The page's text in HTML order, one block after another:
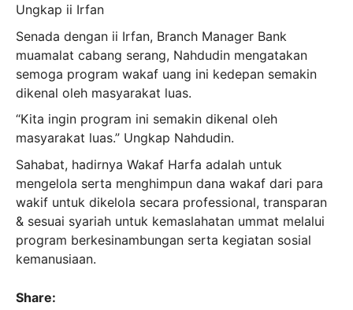
Ungkap ii Irfan
Senada dengan ii Irfan, Branch Manager Bank
muamalat cabang serang, Nahdudin mengatakan
semoga program wakaf uang ini kedepan semakin
dikenal oleh masyarakat luas.
“Kita ingin program ini semakin dikenal oleh
masyarakat luas.” Ungkap Nahdudin.
Sahabat, hadirnya Wakaf Harfa adalah untuk
mengelola serta menghimpun dana wakaf dari para
wakif untuk dikelola secara professional, transparan
& sesuai syariah untuk kemaslahatan ummat melalui
program berkesinambungan serta kegiatan sosial
kemanusiaan.
Share: